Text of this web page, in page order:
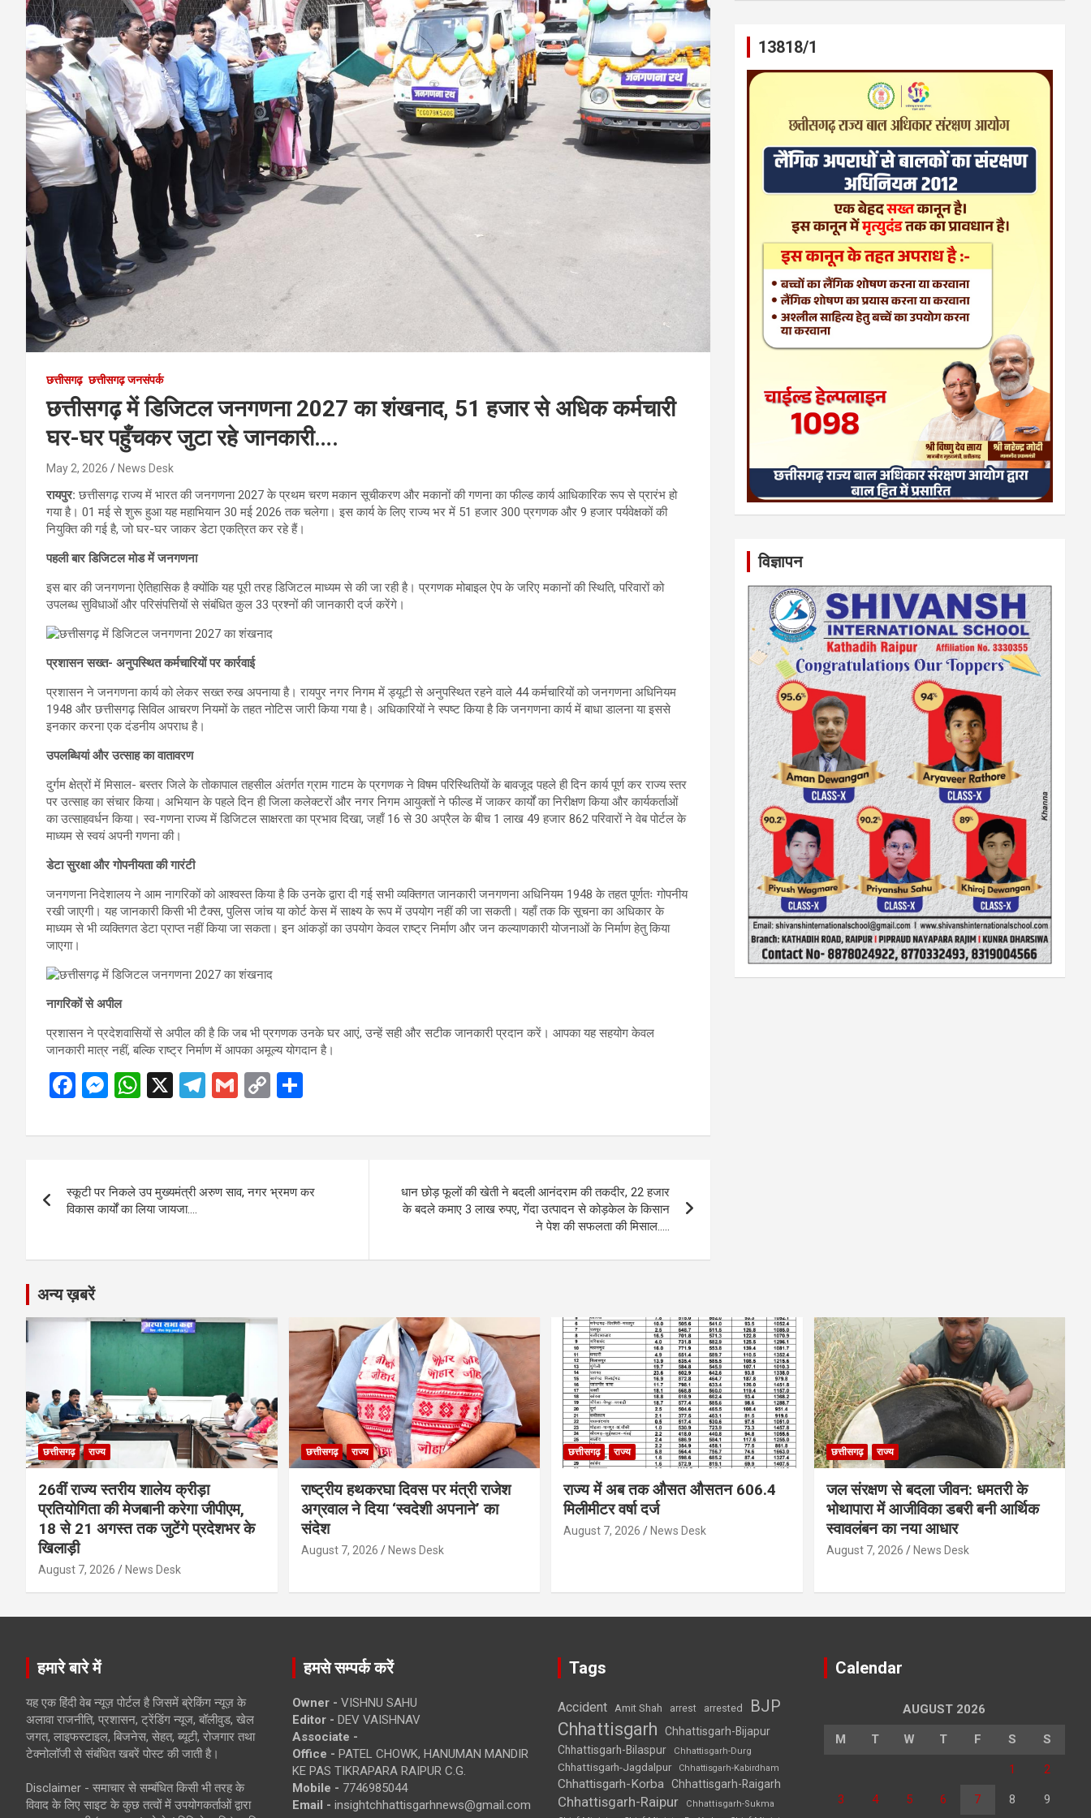
छत्तीसगढ़ छत्तीसगढ़ जनसंपर्क
छत्तीसगढ़ में डिजिटल जनगणना 2027 का शंखनाद, 51 हजार से अधिक कर्मचारी
घर-घर पहुँचकर जुटा रहे जानकारी….
May 2, 2026 News Desk
रायपुर:छत्तीसगढ़ राज्य में भारत की जनगणना 2027 के प्रथम चरण मकान सूचीकरण और मकानों की गणना का फील्ड कार्य आधिकारिक रूप से प्रारंभ हो
गया है। 01 मई से शुरू हुआ यह महाभियान 30 मई 2026 तक चलेगा। इस कार्य के लिए राज्य भर में 51 हजार 300 प्रगणक और 9 हजार पर्यवेक्षकों की
नियुक्ति की गई है, जो घर-घर जाकर डेटा एकत्रित कर रहे हैं।
पहली बार डिजिटल मोड में जनगणना
इस बार की जनगणना ऐतिहासिक है क्योंकि यह पूरी तरह डिजिटल माध्यम से की जा रही है। प्रगणक मोबाइल ऐप के जरिए मकानों की स्थिति, परिवारों को
उपलब्ध सुविधाओं और परिसंपत्तियों से संबंधित कुल 33 प्रश्नों की जानकारी दर्ज करेंगे।
प्रशासन सख्त- अनुपस्थित कर्मचारियों पर कार्रवाई
प्रशासन ने जनगणना कार्य को लेकर सख्त रुख अपनाया है। रायपुर नगर निगम में ड्यूटी से अनुपस्थित रहने वाले 44 कर्मचारियों को जनगणना अधिनियम
1948 और छत्तीसगढ़ सिविल आचरण नियमों के तहत नोटिस जारी किया गया है। अधिकारियों ने स्पष्ट किया है कि जनगणना कार्य में बाधा डालना या इससे
इनकार करना एक दंडनीय अपराध है।
उपलब्धियां और उत्साह का वातावरण
दुर्गम क्षेत्रों में मिसाल- बस्तर जिले के तोकापाल तहसील अंतर्गत ग्राम गाटम के प्रगणक ने विषम परिस्थितियों के बावजूद पहले ही दिन कार्य पूर्ण कर राज्य स्तर
पर उत्साह का संचार किया। अभियान के पहले दिन ही जिला कलेक्टरों और नगर निगम आयुक्तों ने फील्ड में जाकर कार्यों का निरीक्षण किया और कार्यकर्ताओं
का उत्साहवर्धन किया। स्व-गणना राज्य में डिजिटल साक्षरता का प्रभाव दिखा, जहाँ 16 से 30 अप्रैल के बीच 1 लाख 49 हजार 862 परिवारों ने वेब पोर्टल के
माध्यम से स्वयं अपनी गणना की।
डेटा सुरक्षा और गोपनीयता की गारंटी
जनगणना निदेशालय ने आम नागरिकों को आश्वस्त किया है कि उनके द्वारा दी गई सभी व्यक्तिगत जानकारी जनगणना अधिनियम 1948 के तहत पूर्णतः गोपनीय
रखी जाएगी। यह जानकारी किसी भी टैक्स, पुलिस जांच या कोर्ट केस में साक्ष्य के रूप में उपयोग नहीं की जा सकती। यहाँ तक कि सूचना का अधिकार के
माध्यम से भी व्यक्तिगत डेटा प्राप्त नहीं किया जा सकता। इन आंकड़ों का उपयोग केवल राष्ट्र निर्माण और जन कल्याणकारी योजनाओं के निर्माण हेतु किया
जाएगा।
नागरिकों से अपील
प्रशासन ने प्रदेशवासियों से अपील की है कि जब भी प्रगणक उनके घर आएं, उन्हें सही और सटीक जानकारी प्रदान करें। आपका यह सहयोग केवल
जानकारी मात्र नहीं, बल्कि राष्ट्र निर्माण में आपका अमूल्य योगदान है।
F
ce
o
o
M
se
g
er
W
at
A
p
X
T
e
a
G
ail
C
py
n
ar
navigation
स्कूटी पर निकले उप मुख्यमंत्री अरुण साव, नगर भ्रमण कर
विकास कार्यों का लिया जायजा….
धान छोड़ फूलों की खेती ने बदली आनंदराम की तकदीर, 22 हजार
के बदले कमाए 3 लाख रुपए, गेंदा उत्पादन से कोड़केल के किसान
ने पेश की सफलता की मिसाल…..
13818/1
विज्ञापन
अन्य ख़बरें
छत्तीसगढ़ राज्य
26वीं राज्य स्तरीय शालेय क्रीड़ा
प्रतियोगिता की मेजबानी करेगा जीपीएम,
18 से 21 अगस्त तक जुटेंगे प्रदेशभर के
खिलाड़ी
August 7, 2026 News Desk
छत्तीसगढ़ राज्य
राष्ट्रीय हथकरघा दिवस पर मंत्री राजेश
अग्रवाल ने दिया ‘स्वदेशी अपनाने’ का
संदेश
August 7, 2026 News Desk
छत्तीसगढ़ राज्य
राज्य में अब तक औसत औसतन 606.4
मिलीमीटर वर्षा दर्ज
August 7, 2026 News Desk
छत्तीसगढ़ राज्य
जल संरक्षण से बदला जीवन: धमतरी के
भोथापारा में आजीविका डबरी बनी आर्थिक
स्वावलंबन का नया आधार
August 7, 2026 News Desk
हमारे बारे में
यह एक हिंदी वेब न्यूज़ पोर्टल है जिसमें ब्रेकिंग न्यूज़ के
अलावा राजनीति, प्रशासन, ट्रेंडिंग न्यूज, बॉलीवुड, खेल
जगत, लाइफस्टाइल, बिजनेस, सेहत, ब्यूटी, रोजगार तथा
टेक्नोलॉजी से संबंधित खबरें पोस्ट की जाती है।
Disclaimer - समाचार से सम्बंधित किसी भी तरह के
विवाद के लिए साइट के कुछ तत्वों में उपयोगकर्ताओं द्वारा
हमसे सम्पर्क करें
Owner - VISHNU SAHU
Editor - DEV VAISHNAV
Associate -
Office - PATEL CHOWK, HANUMAN MANDIR
KE PAS TIKRAPARA RAIPUR C.G.
Mobile - 7746985044
Email - insightchhattisgarhnews@gmail.com
Tags
Accident Amit Shah arrest arrested BJP
Chhattisgarh
Chhattisgarh-Bijapur
Chhattisgarh-Bilaspur
Chhattisgarh-Durg
Chhattisgarh-Jagdalpur Chhattisgarh-Kabirdham
Chhattisgarh-Korba Chhattisgarh-Raigarh
Chhattisgarh-Raipur
Chhattisgarh-Sukma
Calendar
AUGUST 2026
M T W T F S S
1 2
3 4 5 6 7 8 9